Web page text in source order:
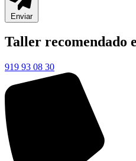
Enviar
Taller recomendado
919 93 08 30